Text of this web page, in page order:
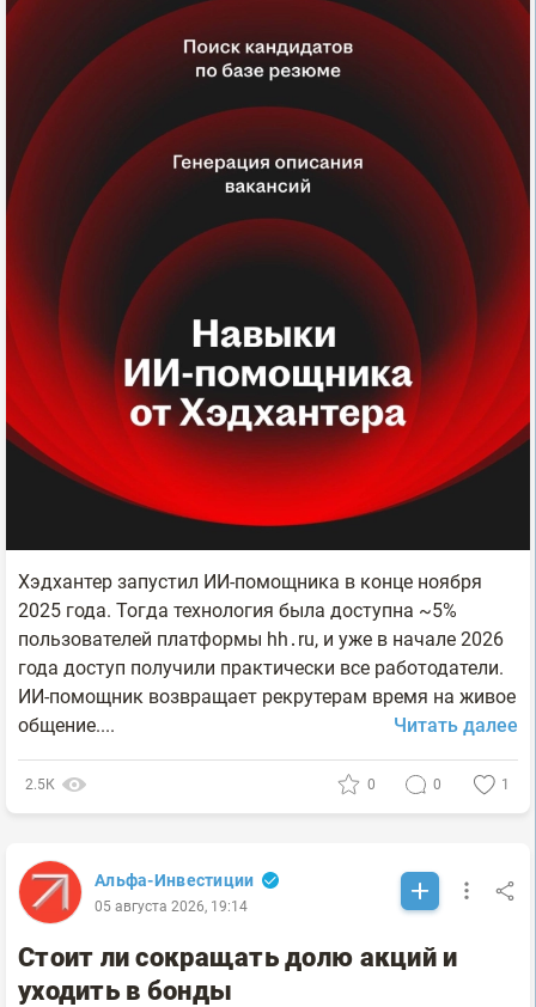
Хэдхантер запустил ИИ-помощника в конце ноября
2025 года. Тогда технология была доступна ~5%
пользователей платформы hh․ru, и уже в начале 2026
года доступ получили практически все работодатели.
ИИ-помощник возвращает рекрутерам время на живое
общение....
Читать далее
2.5К 0 0 1
Альфа-Инвестиции
05 августа 2026, 19:14
Стоит ли сокращать долю акций и
уходить в бонды